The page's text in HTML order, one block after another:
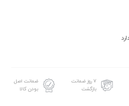
۷ روز ضمانت
بازگشت
ضمانت اصل
بودن کالا